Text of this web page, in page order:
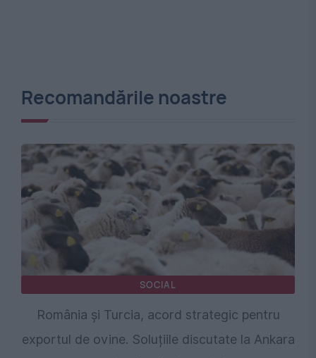
Recomandările noastre
SOCIAL
România și Turcia, acord strategic pentru
exportul de ovine. Soluțiile discutate la Ankara